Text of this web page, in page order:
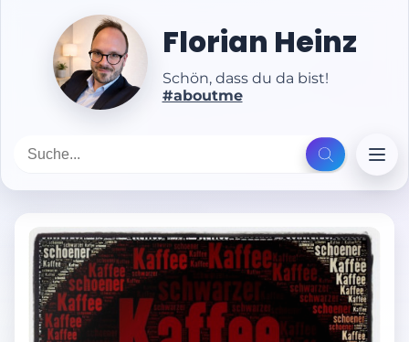
Florian Heinz
Schön, dass du da bist!
#aboutme